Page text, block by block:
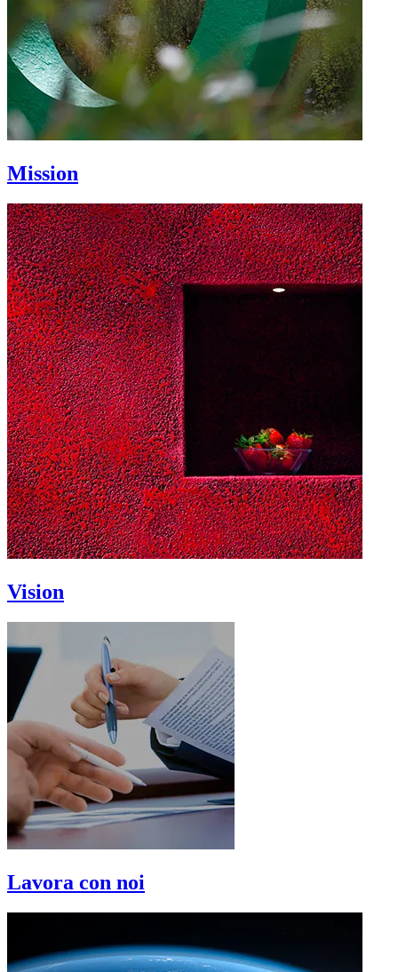
Mission
Vision
Lavora con noi